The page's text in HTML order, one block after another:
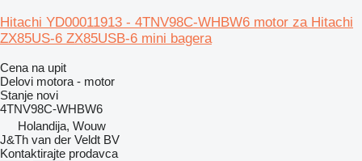
Hitachi YD00011913 - 4TNV98C-WHBW6 motor za Hitachi
ZX85US-6 ZX85USB-6 mini bagera
Cena na upit
Delovi motora - motor
Stanje novi
4TNV98C-WHBW6
Holandija, Wouw
J&Th van der Veldt BV
Kontaktirajte prodavca